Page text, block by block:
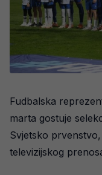
Fudbalska
marta gostuje
Svjetsko
televizijskog